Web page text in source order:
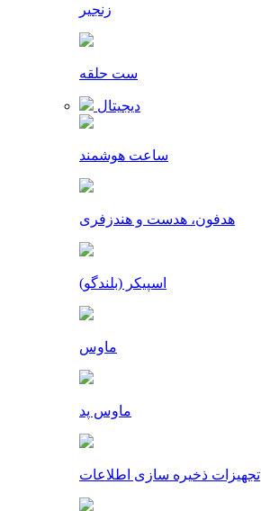
زنجیر
ست حلقه
دیجیتال
ساعت هوشمند
هدفون، هدست و هندزفری
اسپیکر (بلندگو)
ماوس
ماوس پد
تجهیزات ذخیره سازی اطلاعات